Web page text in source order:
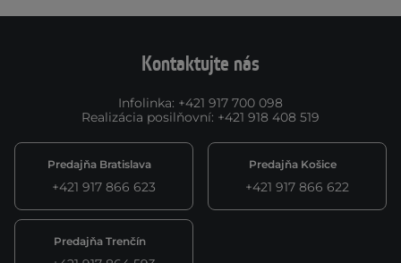
Kontaktujte nás
Infolinka: +421 917 700 098
Realizácia posilňovní: +421 918 408 519
Predajňa Bratislava
+421 917 866 623
Predajňa Košice
+421 917 866 622
Predajňa Trenčín